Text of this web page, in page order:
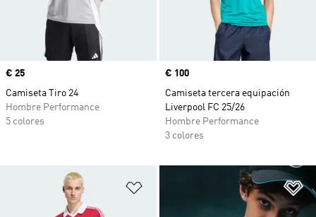
Precio
€ 25
Camiseta Tiro 24
Hombre Performance
5 colores
Precio
€ 100
Camiseta tercera equipación
Liverpool FC 25/26
Hombre Performance
3 colores
Añadir a la lista de deseos